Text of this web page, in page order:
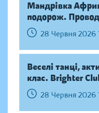
Мандрівка
подорож.
28 Червня 2026
Веселі танці,
клас. Brighter
28 Червня 2026